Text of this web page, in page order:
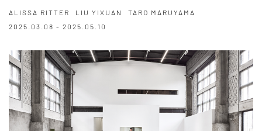
ALISSA RITTER LIU YIXUAN
TARO MARUYAMA
2025.03.08 - 2025.05.10